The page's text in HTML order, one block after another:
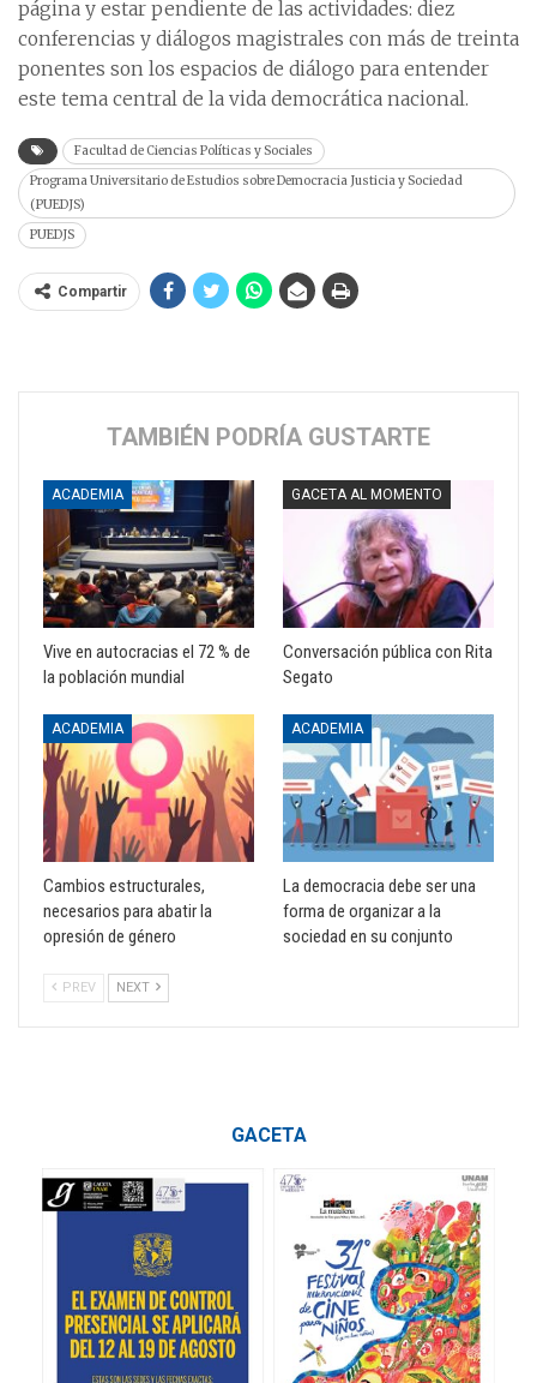
página y estar pendiente de las actividades: diez
conferencias y diálogos magistrales con más de treinta
ponentes son los espacios de diálogo para entender
este tema central de la vida democrática nacional.
Facultad de Ciencias Políticas y Sociales
Programa Universitario de Estudios sobre Democracia Justicia y Sociedad
(PUEDJS)
PUEDJS
Compartir
TAMBIÉN PODRÍA GUSTARTE
ACADEMIA
Vive en autocracias el 72 % de
la población mundial
GACETA AL MOMENTO
Conversación pública con Rita
Segato
ACADEMIA
Cambios estructurales,
necesarios para abatir la
opresión de género
ACADEMIA
La democracia debe ser una
forma de organizar a la
sociedad en su conjunto
PREV NEXT
GACETA